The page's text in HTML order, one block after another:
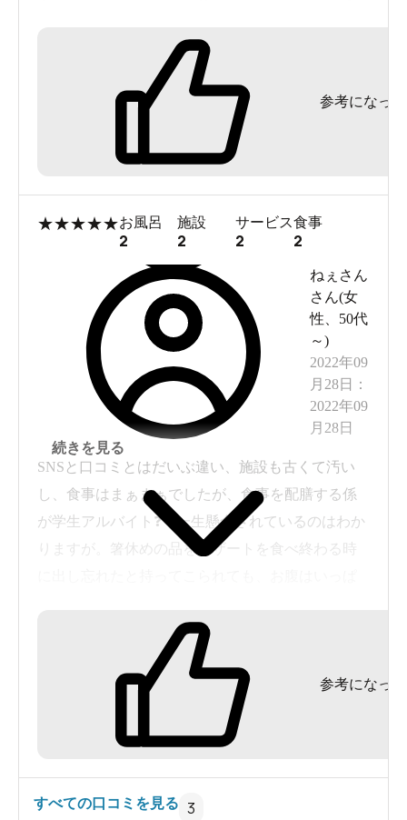
す。最上階で幸いにもどこからも見られない位置
だったので、ベランダの露天風呂にも気兼ねなく
入れました。
食事は、会席を後半でいただきました。量が沢山
で満足。ただ飲み放題があると思っていたのです
それ以外は、お部屋が少し古いかなぁと思いまし
たが満足で帰りました。
入浴後のアイスやドリンクでクールダウン。も良
かったです。
参考になった
★★★★★お風呂
2
施設
2
サービス
2
食事
2
ねぇさん
さん(女
性
50代
～)
2022年09
月28日
：
2022年09
月28日
SNSと口コミとはだいぶ違い、施設も古くて汚い
し、食事はまぁまぁでしたが、食事を配膳する係
が学生アルバイト❓で一生懸命されているのはわか
りますが。箸休めの品をデザートを食べ終わる時
宿泊費に見合わない宿でがっかりしました。
続きを見る
参考になった
すべての口コミを見る 3